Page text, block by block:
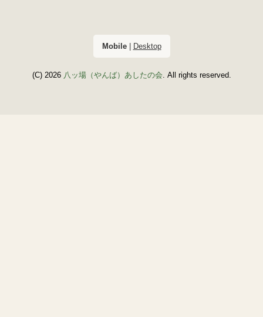
Mobile| Desktop
(C) 2026 八ッ場（やんば）あしたの会. All rights reserved.